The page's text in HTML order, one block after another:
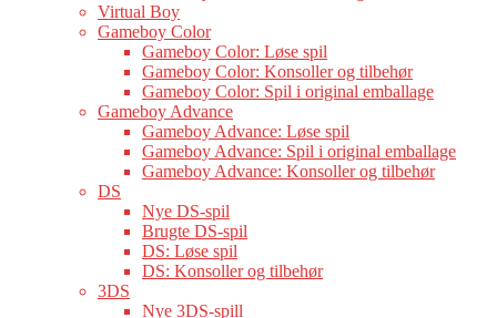
Virtual Boy
Gameboy Color
Gameboy Color: Løse spil
Gameboy Color: Konsoller og tilbehør
Gameboy Color: Spil i original emballage
Gameboy Advance
Gameboy Advance: Løse spil
Gameboy Advance: Spil i original emballage
Gameboy Advance: Konsoller og tilbehør
DS
Nye DS-spil
Brugte DS-spil
DS: Løse spil
DS: Konsoller og tilbehør
3DS
Nye 3DS-spill